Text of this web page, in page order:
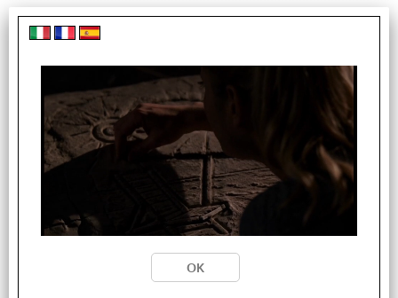
COPPIA SPEAKER PER LENOVO IDEAPAD 320-15 320-
15IKB 320-15ISK
Cod. art.:
SPK9001
Disponibilità totale (1 PZ)
DISPONIBILITÀ IMMEDIATA (1 PZ)